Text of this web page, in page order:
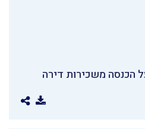
הכנסה משכירות דירה